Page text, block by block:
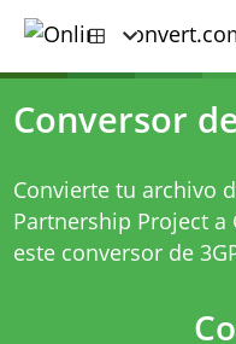
Conversor
Convierte tu archivo
Partnership Project a
este conversor de